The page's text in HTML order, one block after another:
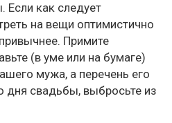
Если как следует
на вещи оптимистично
Примите
(в уме или на бумаге)
мужа, а перечень его
дня свадьбы, выбросьте из